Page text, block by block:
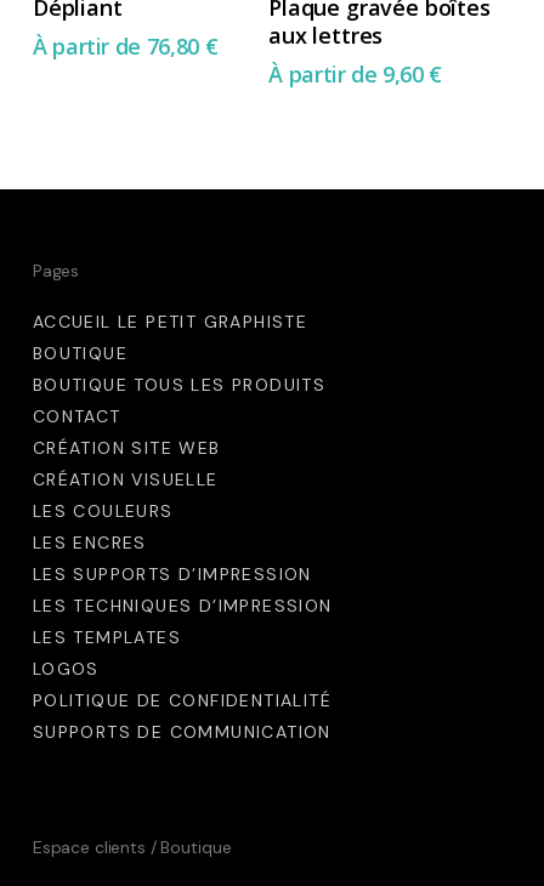
page
page
du
produit
a
être
choisies
sur
la
page
du
Dépliant
À partir de 76,80 €
produit
a
choisies
la
Plaque gravée boîtes
aux lettres
À partir de 9,60 €
Pages
ACCUEIL LE PETIT GRAPHISTE
BOUTIQUE
BOUTIQUE TOUS LES PRODUITS
CONTACT
CRÉATION SITE WEB
CRÉATION VISUELLE
LES COULEURS
LES ENCRES
LES SUPPORTS D’IMPRESSION
LES TECHNIQUES D’IMPRESSION
LES TEMPLATES
LOGOS
POLITIQUE DE CONFIDENTIALITÉ
SUPPORTS DE COMMUNICATION
Espace clients / Boutique